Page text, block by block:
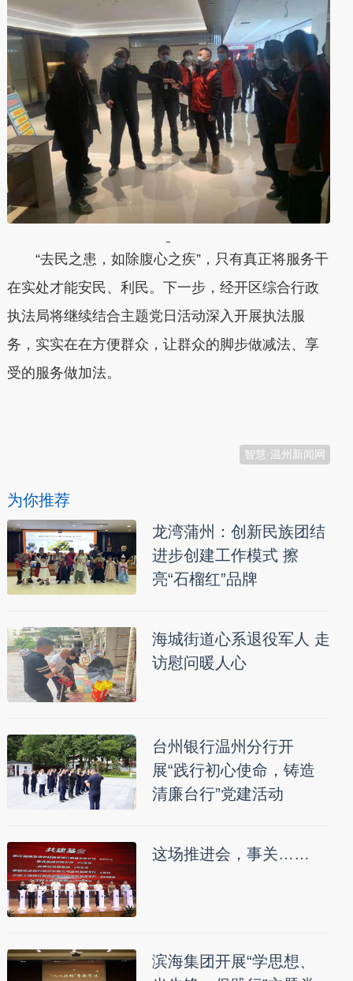
“去民之患，如除腹心之疾”，只有真正将服务干
在实处才能安民、利民。下一步，经开区综合行政
执法局将继续结合主题党日活动深入开展执法服
务，实实在在方便群众，让群众的脚步做减法、享
受的服务做加法。
智慧·温州新闻网
为你推荐
龙湾蒲州：创新民族团结
进步创建工作模式 擦
亮“石榴红”品牌
海城街道心系退役军人 走
访慰问暖人心
台州银行温州分行开
展“践行初心使命，铸造
清廉台行”党建活动
这场推进会，事关……
滨海集团开展“学思想、